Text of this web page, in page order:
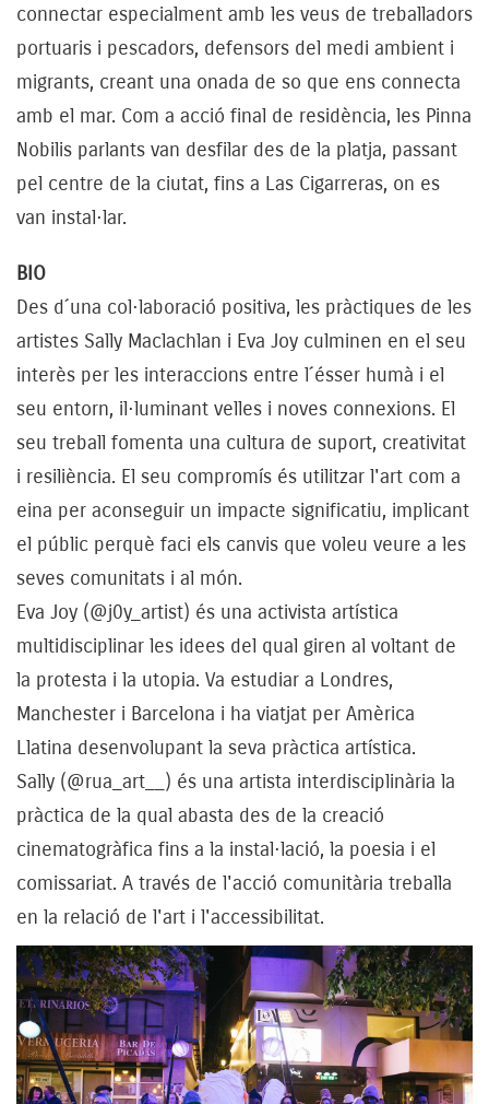
connectar especialment amb les veus de treballadors
portuaris i pescadors, defensors del medi ambient i
migrants, creant una onada de so que ens connecta
amb el mar. Com a acció final de residència, les Pinna
Nobilis parlants van desfilar des de la platja, passant
pel centre de la ciutat, fins a Las Cigarreras, on es
van instal·lar.
BIO
Des d´una col·laboració positiva, les pràctiques de les
artistes Sally Maclachlan i Eva Joy culminen en el seu
interès per les interaccions entre l´ésser humà i el
seu entorn, il·luminant velles i noves connexions. El
seu treball fomenta una cultura de suport, creativitat
i resiliència. El seu compromís és utilitzar l'art com a
eina per aconseguir un impacte significatiu, implicant
el públic perquè faci els canvis que voleu veure a les
seves comunitats i al món.
Eva Joy (@j0y_artist) és una activista artística
multidisciplinar les idees del qual giren al voltant de
la protesta i la utopia. Va estudiar a Londres,
Manchester i Barcelona i ha viatjat per Amèrica
Llatina desenvolupant la seva pràctica artística.
Sally (@rua_art__) és una artista interdisciplinària la
pràctica de la qual abasta des de la creació
cinematogràfica fins a la instal·lació, la poesia i el
comissariat. A través de l'acció comunitària treballa
en la relació de l'art i l'accessibilitat.